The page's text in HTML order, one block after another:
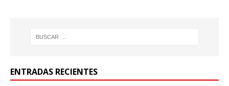
ENTRADAS RECIENTES